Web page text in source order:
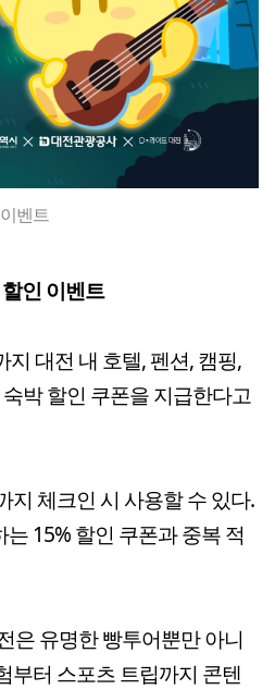
벤트
인 이벤트
대전 내 호텔, 펜션, 캠핑,
박 할인 쿠폰을 지급한다고
지 체크인 시 사용할 수 있다.
15% 할인 쿠폰과 중복 적
은 유명한 빵투어뿐만 아니
부터 스포츠 트립까지 콘텐